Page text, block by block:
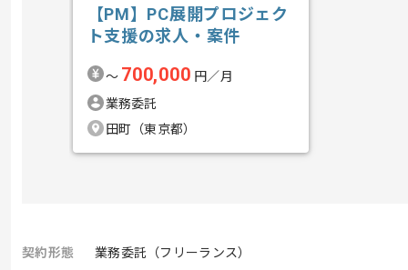
【PM】PC展開プロジェク
ト支援の求人・案件
〜 700,000 円／月
業務委託
田町（東京都）
契約形態
業務委託（フリーランス）